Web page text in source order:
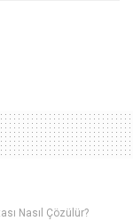
Nasıl Çözülür?